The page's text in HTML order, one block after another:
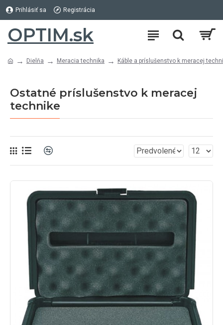
Prihlásiť sa Registrácia
OPTIM.sk
Dielňa Meracia technika Káble a príslušenstvo k meracej
Ostatné príslušenstvo k meracej
technike